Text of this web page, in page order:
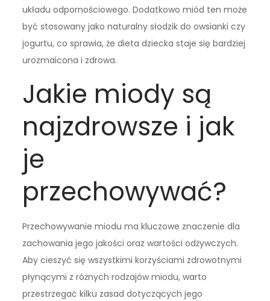
układu odpornościowego. Dodatkowo miód ten może
być stosowany jako naturalny słodzik do owsianki czy
jogurtu, co sprawia, że dieta dziecka staje się bardziej
urozmaicona i zdrowa.
Jakie miody są
najzdrowsze i jak
je
przechowywać?
Przechowywanie miodu ma kluczowe znaczenie dla
zachowania jego jakości oraz wartości odżywczych.
Aby cieszyć się wszystkimi korzyściami zdrowotnymi
płynącymi z różnych rodzajów miodu, warto
przestrzegać kilku zasad dotyczących jego